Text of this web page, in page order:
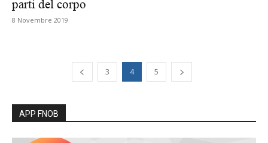
parti del corpo
8 Novembre 2019
3 4 5
APP FNOB